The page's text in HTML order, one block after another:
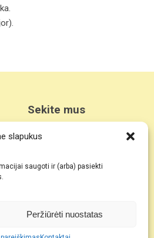
slapukus
saugoti ir (arba) pasiekti
Peržiūrėti nuostatas
Sekite mus